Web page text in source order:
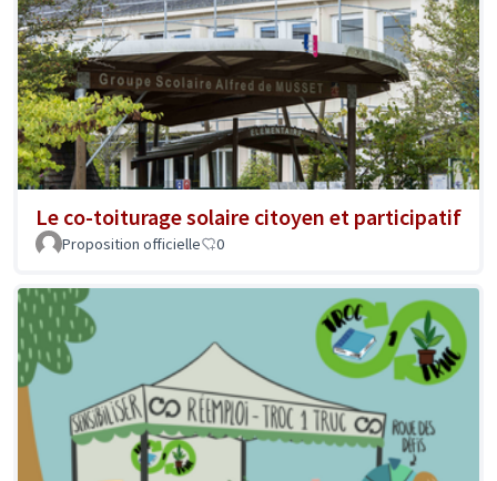
Le co-toiturage solaire citoyen et participatif
Proposition officielle 0